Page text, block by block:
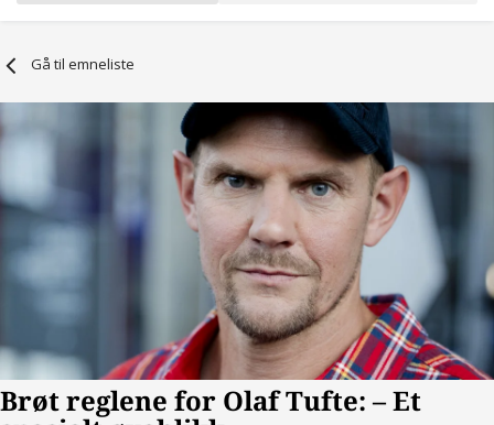
Gå til emneliste